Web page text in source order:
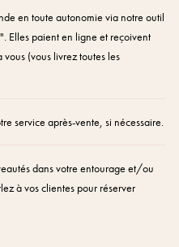
en toute autonomie via notre outil
Elles paient en ligne et reçoivent
(vous livrez toutes les
service après-vente, si nécessaire.
dans votre entourage et/ou
à vos clientes pour réserver